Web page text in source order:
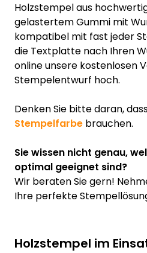
Holzstempel aus
gelastertem Gummi mit
kompatibel mit fast jeder
die Textplatte nach Ihren
online unsere kostenlosen
Stempelentwurf hoch.
Denken Sie bitte daran,
Stempelfarbe brauchen.
Sie wissen nicht genau,
optimal geeignet sind?
Wir beraten Sie gern!
Ihre perfekte
Holzstempel im